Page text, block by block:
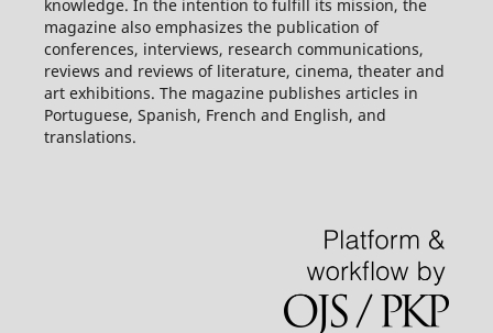
knowledge. In the intention to fulfill its mission, the
magazine also emphasizes the publication of
conferences, interviews, research communications,
reviews and reviews of literature, cinema, theater and
art exhibitions. The magazine publishes articles in
Portuguese, Spanish, French and English, and
translations.